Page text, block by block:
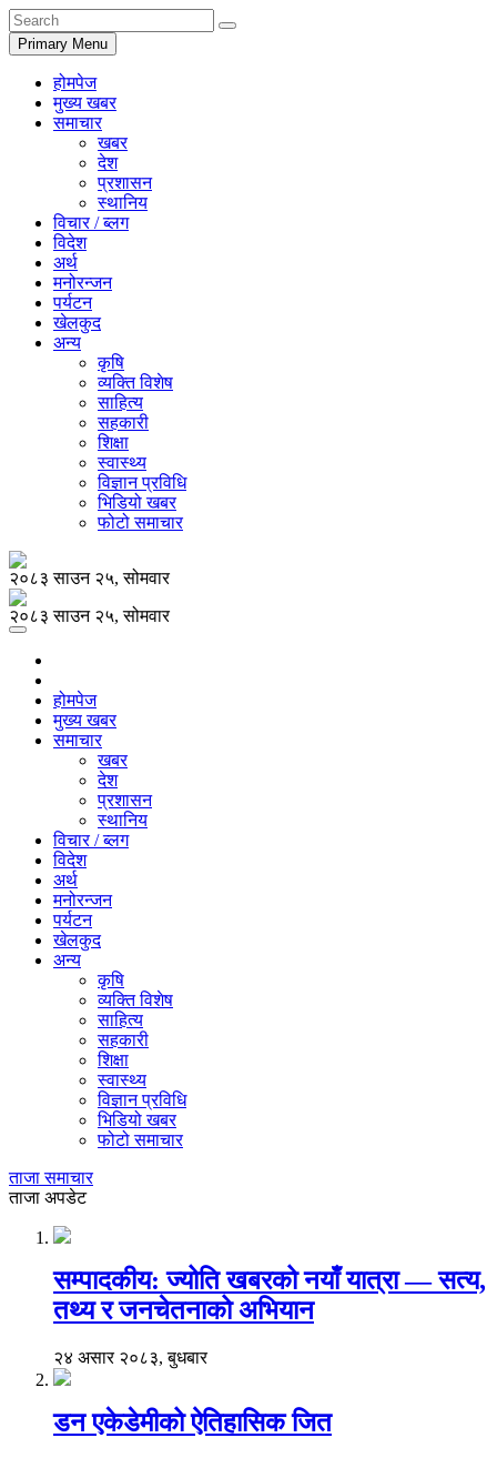
Primary Menu
होमपेज
मुख्य खबर
समाचार
खबर
देश
प्रशासन
स्थानिय
विचार / ब्लग
विदेश
अर्थ
मनोरन्जन
पर्यटन
खेलकुद
अन्य
कृषि
व्यक्ति विशेष
साहित्य
सहकारी
शिक्षा
स्वास्थ्य
विज्ञान प्रविधि
भिडियो खबर
फोटो समाचार
२०८३ साउन २५, सोमवार
२०८३ साउन २५, सोमवार
होमपेज
मुख्य खबर
समाचार
खबर
देश
प्रशासन
स्थानिय
विचार / ब्लग
विदेश
अर्थ
मनोरन्जन
पर्यटन
खेलकुद
अन्य
कृषि
व्यक्ति विशेष
साहित्य
सहकारी
शिक्षा
स्वास्थ्य
विज्ञान प्रविधि
भिडियो खबर
फोटो समाचार
ताजा समाचार
ताजा अपडेट
सम्पादकीय: ज्योति खबरको नयाँ यात्रा — सत्य,
तथ्य र जनचेतनाको अभियान
२४ असार २०८३, बुधबार
डन एकेडेमीको ऐतिहासिक जित